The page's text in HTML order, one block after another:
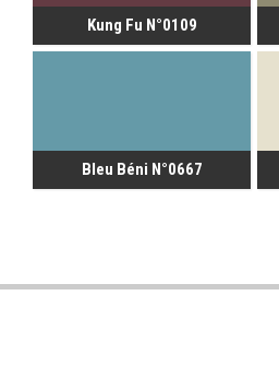
Kung Fu N°0109
Bleu Béni N°0667